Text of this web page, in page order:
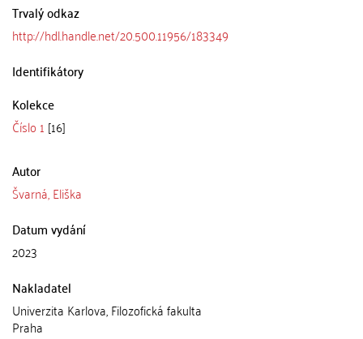
Trvalý odkaz
http://hdl.handle.net/20.500.11956/183349
Identifikátory
Kolekce
Číslo 1 [16]
Autor
Švarná, Eliška
Datum vydání
2023
Nakladatel
Univerzita Karlova, Filozofická fakulta
Praha